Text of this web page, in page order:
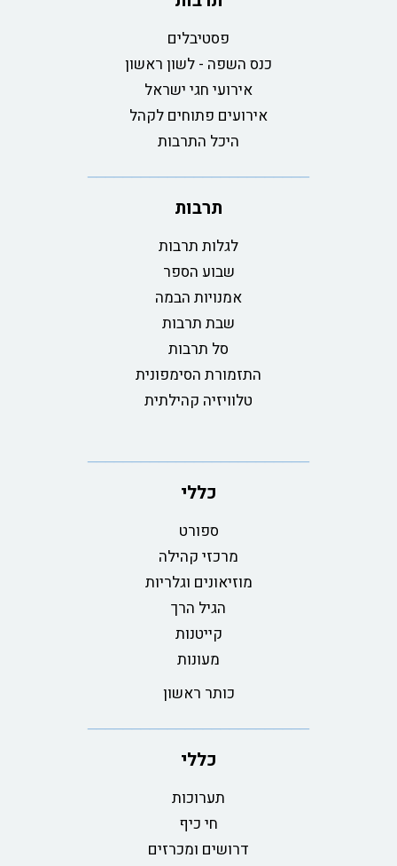
פסטיבלים
כנס השפה - לשון ראשון
אירועי חגי ישראל
אירועים פתוחים לקהל
היכל התרבות
תרבות
לגלות תרבות
שבוע הספר
אמנויות הבמה
שבת תרבות
סל תרבות
התזמורת הסימפונית
טלוויזיה קהילתית
כללי
ספורט
מרכזי קהילה
מוזיאונים וגלריות
הגיל הרך
קייטנות
מעונות
כותר ראשון
כללי
תערוכות
חי כיף
דרושים ומכרזים